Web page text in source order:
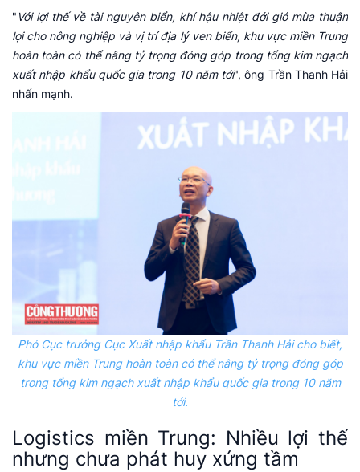
" Với lợi thế về tài nguyên biển, khí hậu nhiệt đới gió mùa thuận
lợi cho nông nghiệp và vị trí địa lý ven biển, khu vực miền Trung
hoàn toàn có thể nâng tỷ trọng đóng góp trong tổng kim ngạch
xuất nhập khẩu quốc gia trong 10 năm tới", ông Trần Thanh Hải
nhấn mạnh.
Phó Cục trưởng Cục Xuất nhập khẩu Trần Thanh Hải cho biết,
khu vực miền Trung hoàn toàn có thể nâng tỷ trọng đóng góp
trong tổng kim ngạch xuất nhập khẩu quốc gia trong 10 năm
tới.
Logistics miền Trung: Nhiều lợi thế
nhưng chưa phát huy xứng tầm